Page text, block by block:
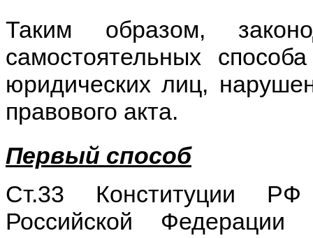
Таким образом,
самостоятельных
юридических лиц,
правового акта.
Первый способ
Ст.33 Конституции
Российской